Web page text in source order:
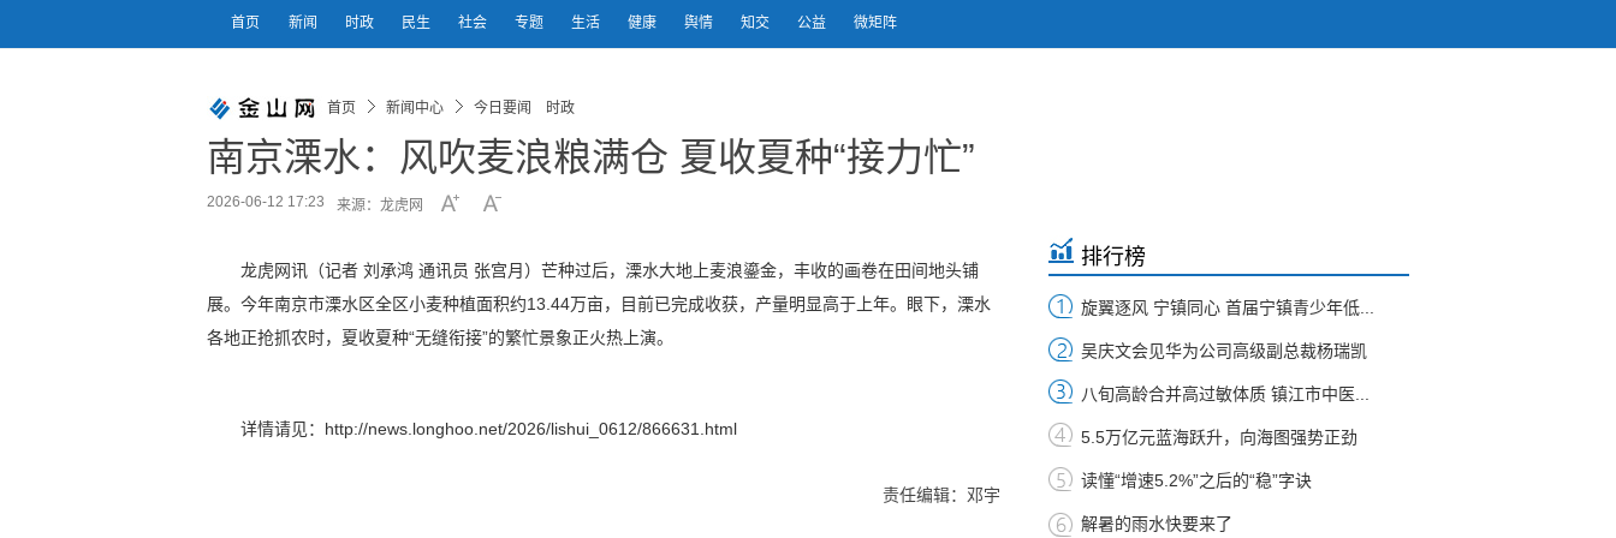
首页 新闻 时政 民生 社会 专题 生活 健康 舆情 知交 公益 微矩阵
首页 新闻中心 今日要闻 时政
南京溧水：风吹麦浪粮满仓 夏收夏种“接力忙”
2026-06-12 17:23 来源：龙虎网
龙虎网讯（记者 刘承鸿 通讯员 张宫月）芒种过后，溧水大地上麦浪鎏金，丰收的画卷在田间地头铺
展。今年南京市溧水区全区小麦种植面积约13.44万亩，目前已完成收获，产量明显高于上年。眼下，溧水
各地正抢抓农时，夏收夏种“无缝衔接”的繁忙景象正火热上演。
详情请见：http://news.longhoo.net/2026/lishui_0612/866631.html
责任编辑：邓宇
排行榜
旋翼逐风 宁镇同心 首届宁镇青少年低...
吴庆文会见华为公司高级副总裁杨瑞凯
八旬高龄合并高过敏体质 镇江市中医...
5.5万亿元蓝海跃升，向海图强势正劲
读懂“增速5.2%”之后的“稳”字诀
解暑的雨水快要来了